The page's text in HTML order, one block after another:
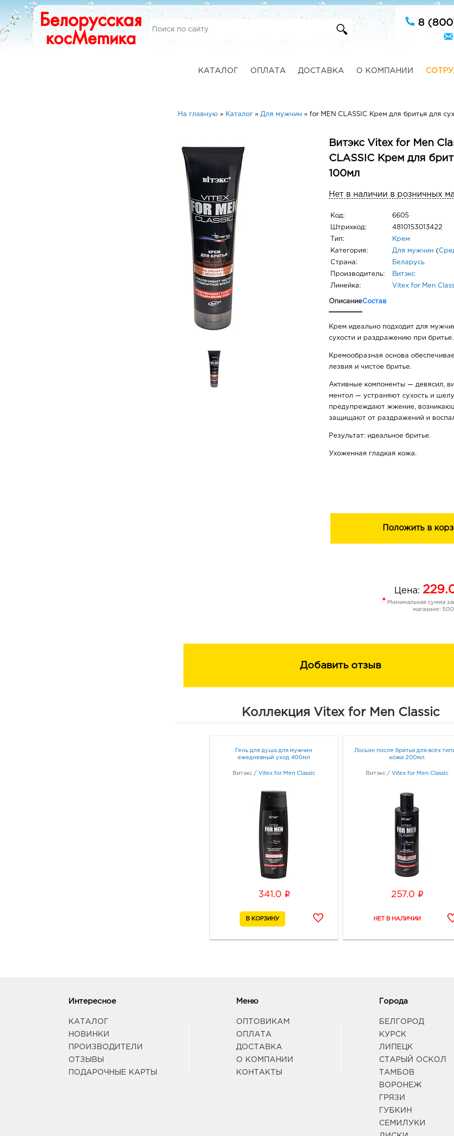
8
КАТАЛОГ ОПЛАТА ДОСТАВКА О КОМПАНИИ
На главную» Каталог» Для мужчин » for MEN CLASSIC Крем для бритья для
Витэкс Vitex for Men
CLASSIC Крем для
100мл
Нет в наличии в розничных
Код: 6605
Штрихкод: 4810153013422
Тип: Крем
Категория: Для мужчин (
Страна: Беларусь
Производитель: Витэкс
Линейка: Vitex for Men
ОписаниеСостав
Крем идеально подходит для
сухости и раздражению при бритье.
Кремообразная основа
лезвия и чистое бритье.
Активные компоненты — девясил,
ментол — устраняют сухость и
предупреждают жжение,
защищают от раздражений и
Результат: идеальное бритье.
Ухоженная гладкая кожа.
Положить в
Цена:
* Минимальная сумма
магазине:
Добавить отзыв
Коллекция Vitex for Men Classic
Гель для душа для мужчин
ежедневный уход 400мл
Витэкс / Vitex for Men Classic
341.0 i
Лосьон после бритья для всех
кожи 200мл
Витэкс / Vitex for Men Classic
257.0 i
Интересное
КАТАЛОГ
НОВИНКИ
ПРОИЗВОДИТЕЛИ
ОТЗЫВЫ
ПОДАРОЧНЫЕ КАРТЫ
Меню
ОПТОВИКАМ
ОПЛАТА
ДОСТАВКА
О КОМПАНИИ
КОНТАКТЫ
Города
БЕЛГОРОД
КУРСК
ЛИПЕЦК
СТАРЫЙ ОСКОЛ
ТАМБОВ
ВОРОНЕЖ
ГРЯЗИ
ГУБКИН
СЕМИЛУКИ